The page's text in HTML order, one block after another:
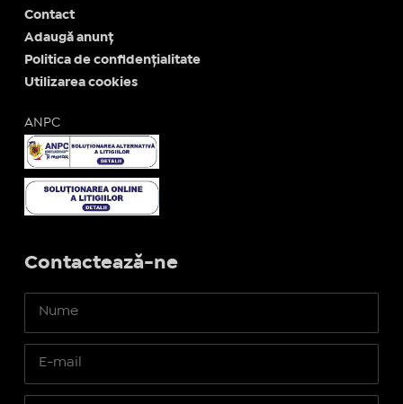
Contact
Adaugă anunț
Politica de confidențialitate
Utilizarea cookies
ANPC
Contactează-ne